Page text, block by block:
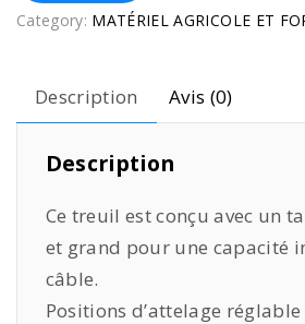
Category: MATÉRIEL AGRICOLE ET
Description Avis (0)
Description
Ce treuil est conçu avec un
et grand pour une capacité
câble.
Positions d’attelage